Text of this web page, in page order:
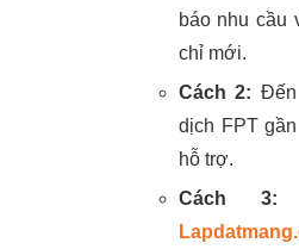
báo nhu cầu
chỉ mới.
Cách 2:
dịch FPT
hỗ trợ.
Cách 3: